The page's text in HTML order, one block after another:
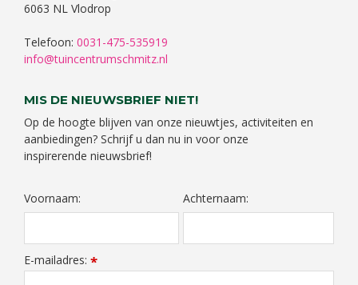
6063 NL Vlodrop
Telefoon: 0031-475-535919
info@tuincentrumschmitz.nl
MIS DE NIEUWSBRIEF NIET!
Op de hoogte blijven van onze nieuwtjes, activiteiten en
aanbiedingen? Schrijf u dan nu in voor onze
inspirerende nieuwsbrief!
Voornaam: Achternaam:
E-mailadres: *